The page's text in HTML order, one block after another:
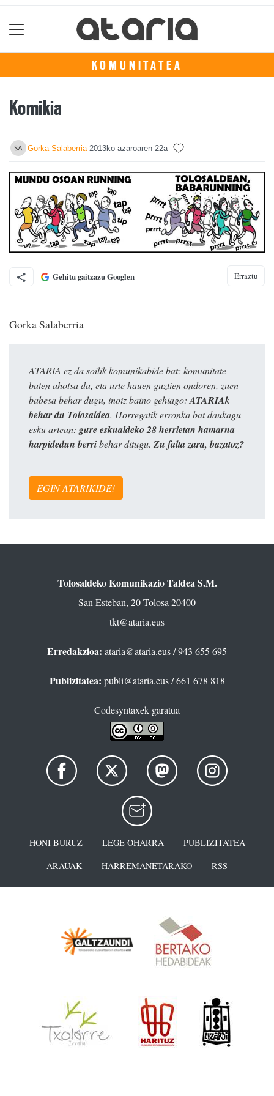
KOMUNITATEA
Komikia
Gorka Salaberria 2013ko azaroaren 22a
Gehitu gaitzazu Googlen Erraztu
Gorka Salaberria
ATARIA ez da soilik komunikabide bat: komunitate
baten ahotsa da, eta urte hauen guztien ondoren, zuen
babesa behar dugu, inoiz baino gehiago: ATARIAk
behar du Tolosaldea. Horregatik erronka bat daukagu
esku artean: gure eskualdeko 28 herrietan hamarna
harpidedun berribehar ditugu. Zu falta zara, bazatoz?
EGIN ATARIKIDE!
Tolosaldeko Komunikazio Taldea S.M.
San Esteban, 20 Tolosa 20400
tkt@ataria.eus
Erredakzioa: ataria@ataria.eus/ 943 655 695
Publizitatea: publi@ataria.eus/ 661 678 818
Codesyntaxek garatua
HONI BURUZ LEGE OHARRA
PUBLIZITATEA
ARAUAK
HARREMANETARAKO RSS